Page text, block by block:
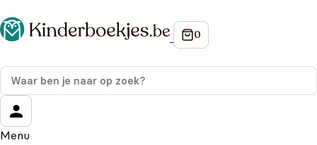
Menu